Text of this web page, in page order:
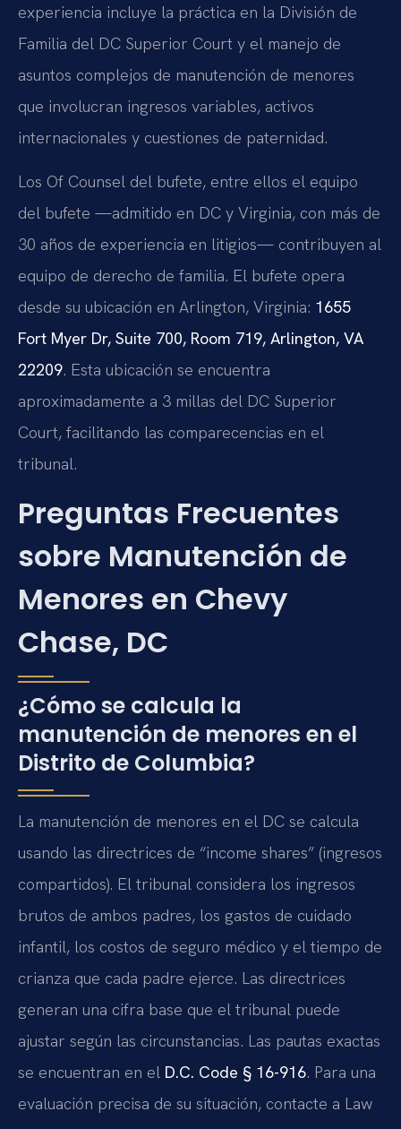
experiencia incluye la práctica en la División de
Familia del DC Superior Court y el manejo de
asuntos complejos de manutención de menores
que involucran ingresos variables, activos
internacionales y cuestiones de paternidad.
Los Of Counsel del bufete, entre ellos el equipo
del bufete —admitido en DC y Virginia, con más de
30 años de experiencia en litigios— contribuyen al
equipo de derecho de familia. El bufete opera
desde su ubicación en Arlington, Virginia: 1655
Fort Myer Dr, Suite 700, Room 719, Arlington, VA
22209. Esta ubicación se encuentra
aproximadamente a 3 millas del DC Superior
Court, facilitando las comparecencias en el
tribunal.
Preguntas Frecuentes
sobre Manutención de
Menores en Chevy
Chase, DC
¿Cómo se calcula la
manutención de menores en el
Distrito de Columbia?
La manutención de menores en el DC se calcula
usando las directrices de “income shares” (ingresos
compartidos). El tribunal considera los ingresos
brutos de ambos padres, los gastos de cuidado
infantil, los costos de seguro médico y el tiempo de
crianza que cada padre ejerce. Las directrices
generan una cifra base que el tribunal puede
ajustar según las circunstancias. Las pautas exactas
se encuentran en el D.C. Code § 16-916. Para una
evaluación precisa de su situación, contacte a Law